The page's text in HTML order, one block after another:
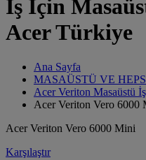
İş İçin
Acer Türkiye
Ana Sayfa
MASAÜSTÜ VE
Acer Veriton Masaüstü
Acer Veriton Vero 6000
Acer Veriton Vero 6000 Mini
Karşılaştır